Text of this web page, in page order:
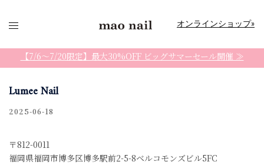
ン
ツ
オンラインショップ»
Lumee Nail
2025-06-18
〒812-0011
福岡県福岡市博多区博多駅前2-5-8ベルコモンズビル5FC
【7/6〜7/20限定】最大30%OFF ビッグサマーセール開催 ≫